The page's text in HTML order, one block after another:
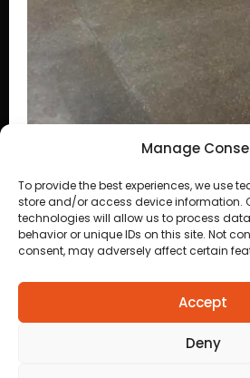
Manage
To provide the best experiences, we use
store and/or access device information.
technologies will allow us to process
behavior or unique IDs on this site. Not
consent, may adversely affect certain
Accept
Deny
PRESO COM DROGAS E
MARÇO EM CUIABÁ